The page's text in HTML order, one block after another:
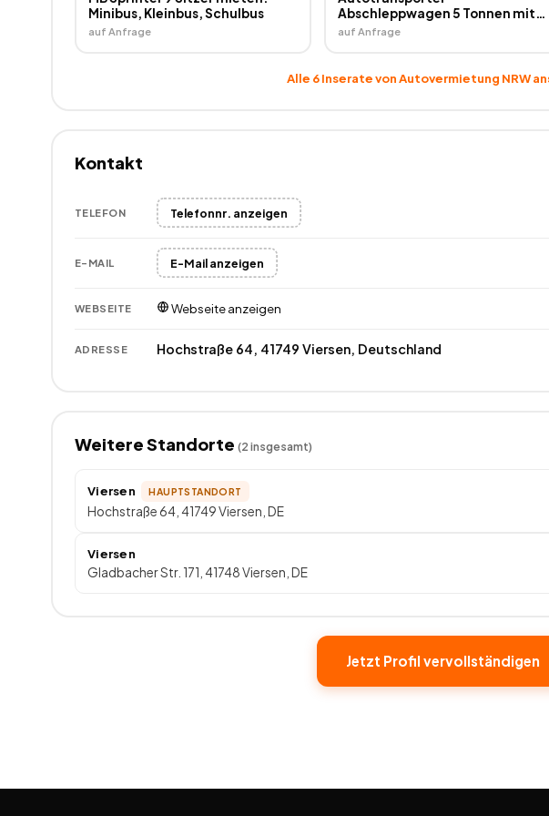
Minibus, Kleinbus, Schulbus
auf Anfrage
Abschleppwagen 5 Tonnen mit
2,5t Zuladung mieten!
auf Anfrage
Alle 6Inserate vonAutovermietung NRW
Kontakt
TELEFON Telefonnr. anzeigen
E-MAIL E-Mail anzeigen
WEBSEITE Webseite anzeigen
ADRESSE Hochstraße 64, 41749 Viersen, Deutschland
Weitere Standorte (2insgesamt)
Viersen HAUPTSTANDORT
Hochstraße 64, 41749 Viersen, DE
Viersen
Gladbacher Str. 171, 41748 Viersen, DE
Jetzt Profil vervollständigen